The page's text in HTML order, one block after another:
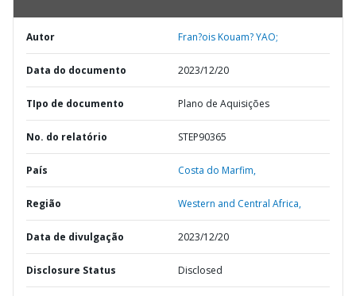
Autor Fran?ois Kouam? YAO;
Data do documento 2023/12/20
TIpo de documento Plano de Aquisições
No. do relatório STEP90365
País Costa do Marfim,
Região Western and Central Africa,
Data de divulgação 2023/12/20
Disclosure Status Disclosed